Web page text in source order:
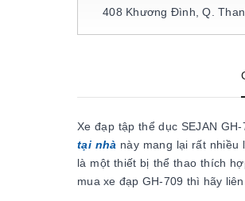
408 Khương Đình, Q.
Xe đạp tập thể dục SEJAN
tại nhà này mang lại rất nhiều
là một thiết bị thể thao thích
mua xe đạp GH-709 thì hãy